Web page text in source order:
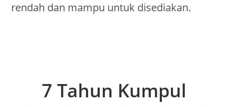
rendah dan mampu untuk disediakan.
7 Tahun Kumpul